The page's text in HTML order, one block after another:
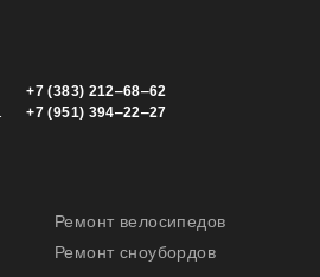
+7 (383) 212‒68‒62
+7 (951) 394‒22‒27
Ремонт велосипедов
Ремонт сноубордов